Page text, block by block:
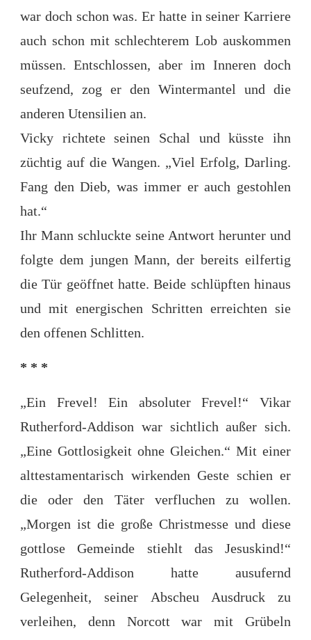
war doch schon was. Er hatte in seiner Karriere
auch schon mit schlechterem Lob auskommen
müssen. Entschlossen, aber im Inneren doch
seufzend, zog er den Wintermantel und die
anderen Utensilien an.
Vicky richtete seinen Schal und küsste ihn
züchtig auf die Wangen. „Viel Erfolg, Darling.
Fang den Dieb, was immer er auch gestohlen
hat.“
Ihr Mann schluckte seine Antwort herunter und
folgte dem jungen Mann, der bereits eilfertig
die Tür geöffnet hatte. Beide schlüpften hinaus
und mit energischen Schritten erreichten sie
den offenen Schlitten.
* * *
„Ein Frevel! Ein absoluter Frevel!“ Vikar
Rutherford-Addison war sichtlich außer sich.
„Eine Gottlosigkeit ohne Gleichen.“ Mit einer
alttestamentarisch wirkenden Geste schien er
die oder den Täter verfluchen zu wollen.
„Morgen ist die große Christmesse und diese
gottlose Gemeinde stiehlt das Jesuskind!“
Rutherford-Addison hatte ausufernd
Gelegenheit, seiner Abscheu Ausdruck zu
verleihen, denn Norcott war mit Grübeln